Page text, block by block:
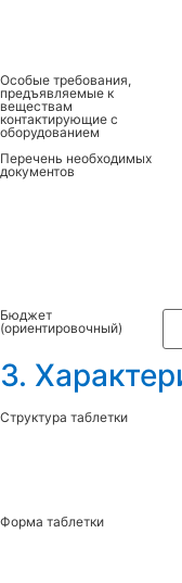
Особые требования,
предъявляемые к
веществам
контактирующие с
оборудованием
Перечень необходимых
документов
Бюджет
(ориентировочный)
3.
Структура таблетки
Форма таблетки